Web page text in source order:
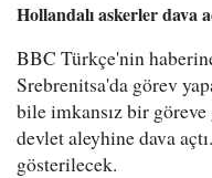
Hollandalı askerler dava
BBC Türkçe'nin
Srebrenitsa'da görev
bile imkansız bir
devlet aleyhine dava
gösterilecek.